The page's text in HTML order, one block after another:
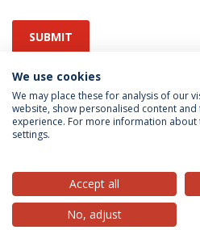
SUBMIT
Privacy Policy
© 2026 Universidade
We use cookies
We may place these for analysis of our
website, show personalised content
experience. For more information about
settings.
Accept all
No, adjust